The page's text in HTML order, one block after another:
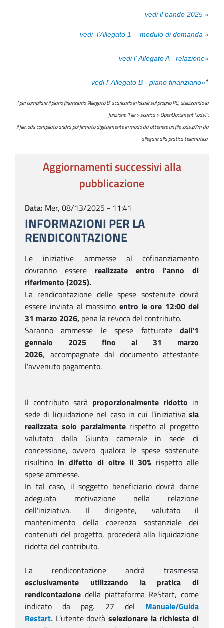
vedi il bando 2025 »
vedi l'Allegato 1 - modulo di domanda »
vedi l' Allegato A - relazione»
vedi l' Allegato B - piano finanziario»*
*per compilare il piano finanziario "Allegato B" scaricarlo in locale sul proprio PC, utilizzando la
funzione "File > scarica > OpenDocument (.ods)";
il file .ods compilato andrà poi firmato digitalmente in modo da ottenere un file .ods.p7m da
allegare alla pratica telematica
Aggiornamenti successivi alla
pubblicazione
Data Mer, 08/13/2025 - 11:41
INFORMAZIONI PER LA
RENDICONTAZIONE
Le iniziative ammesse al cofinanziamento
dovranno essere realizzate entro l'anno di
riferimento (2025).
La rendicontazione delle spese sostenute dovrà
essere inviata al massimo entro le ore 12:00 del
31 marzo 2026, pena la revoca del contributo.
Saranno ammesse le spese fatturate dall'1
gennaio 2025 fino al 31 marzo
2026, accompagnate dal documento attestante
l'avvenuto pagamento.
Il contributo sarà proporzionalmente ridotto in
sede di liquidazione nel caso in cui l’iniziativa sia
realizzata solo parzialmenterispetto al progetto
valutato dalla Giunta camerale in sede di
concessione, ovvero qualora le spese sostenute
risultino in difetto di oltre il 30% rispetto alle
spese ammesse.
In tal caso, il soggetto beneficiario dovrà darne
adeguata motivazione nella relazione
dell'iniziativa. Il dirigente, valutato il
mantenimento della coerenza sostanziale dei
contenuti del progetto, procederà alla liquidazione
ridotta del contributo.
La rendicontazione andrà trasmessa
esclusivamente utilizzando la pratica di
rendicontazione della piattaforma ReStart, come
indicato da pag. 27 del Manuale/Guida
Restart. L’utente dovràselezionare la richiesta di